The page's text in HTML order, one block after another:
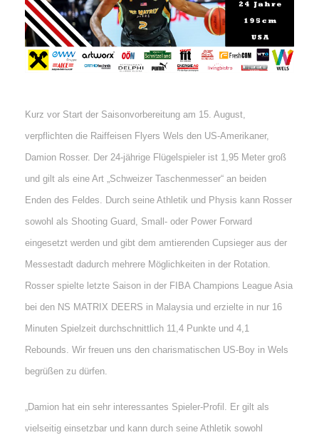
Kurz vor Start der Saisonvorbereitung am 15. August,
verpflichten die Raiffeisen Flyers Wels den US-Amerikaner,
Damion Rosser. Der 24-jährige Flügelspieler ist 1,95 Meter groß
und gilt als eine Art „Schweizer Taschenmesser“ an beiden
Enden des Feldes. Durch seine Athletik und Physis kann Rosser
sowohl als Shooting Guard, Small- oder Power Forward
eingesetzt werden und gibt dem amtierenden Cupsieger aus der
Messestadt dadurch mehrere Möglichkeiten in der Rotation.
Rosser spielte letzte Saison in der FIBA Champions League Asia
bei den NS MATRIX DEERS in Malaysia und erzielte in nur 16
Minuten Spielzeit durchschnittlich 11,4 Punkte und 4,1
Rebounds. Wir freuen uns den charismatischen US-Boy in Wels
begrüßen zu dürfen.
„Damion hat ein sehr interessantes Spieler-Profil. Er gilt als
vielseitig einsetzbar und kann durch seine Athletik sowohl